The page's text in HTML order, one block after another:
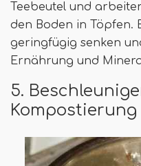
Teebeutel und
den Boden in Töpfen.
geringfügig senken
Ernährung und
5.
Kompostierung